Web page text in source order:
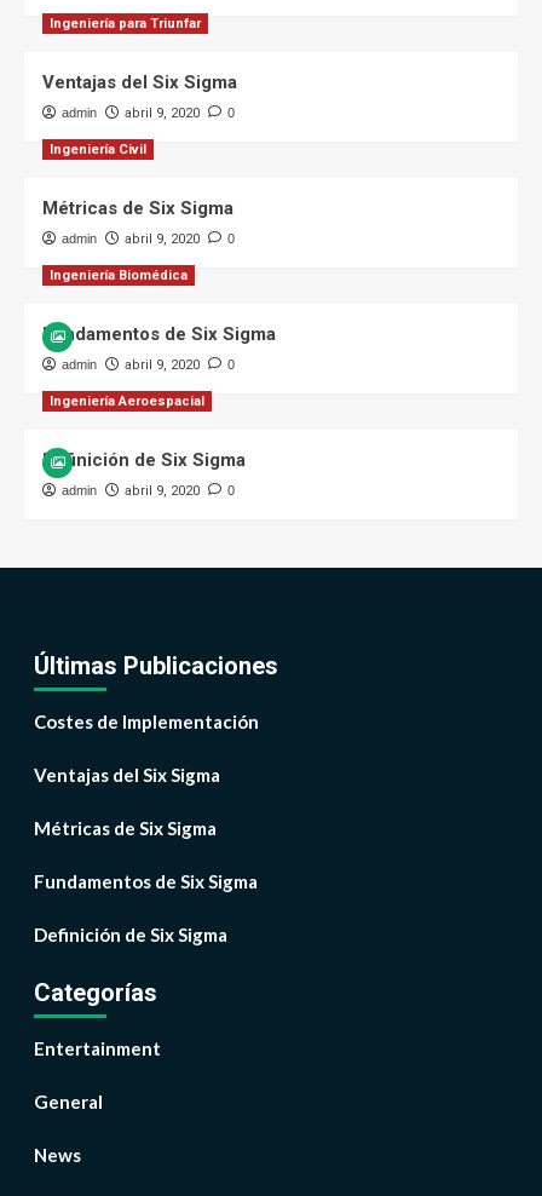
Ingeniería para Triunfar
Ventajas del Six Sigma
admin abril 9, 2020 0
Ingeniería Civil
Métricas de Six Sigma
admin abril 9, 2020 0
Ingeniería Biomédica
Fundamentos de Six Sigma
admin abril 9, 2020 0
Ingeniería Aeroespacial
Definición de Six Sigma
admin abril 9, 2020 0
Últimas Publicaciones
Costes de Implementación
Ventajas del Six Sigma
Métricas de Six Sigma
Fundamentos de Six Sigma
Definición de Six Sigma
Categorías
Entertainment
General
News